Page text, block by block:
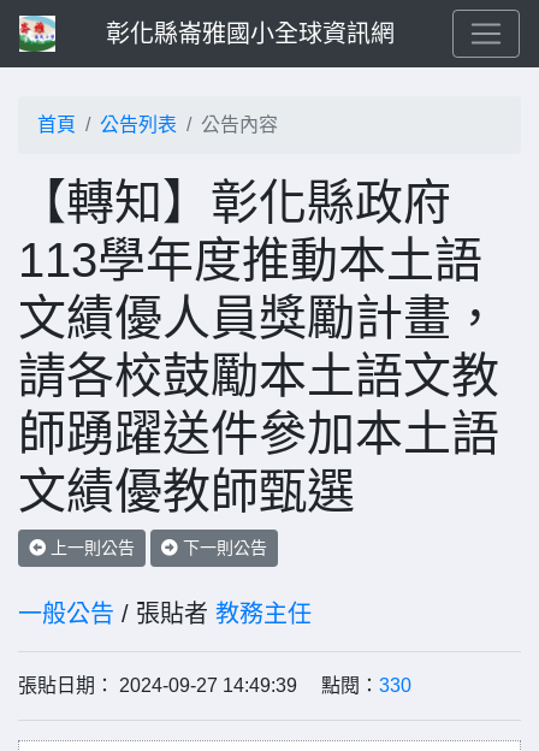
彰化縣崙雅國小全球資訊網
首頁 公告列表 公告內容
【轉知】彰化縣政府
113學年度推動本土語
文績優人員獎勵計畫，
請各校鼓勵本土語文教
師踴躍送件參加本土語
文績優教師甄選
上一則公告 下一則公告
一般公告 / 張貼者 教務主任
張貼日期： 2024-09-27 14:49:39 點閱： 330